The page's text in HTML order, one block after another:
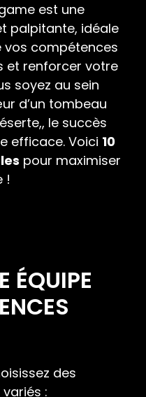
est une
palpitante, idéale
vos compétences
et renforcer votre
soyez au sein
d’un tombeau
le succès
efficace. Voici 10
pour maximiser
!
ÉQUIPE
des
: